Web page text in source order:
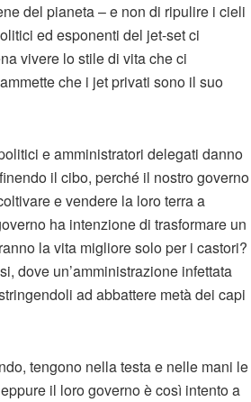
del pianeta – e non di ripulire i cieli
ed esponenti del jet-set ci
vivere lo stile di vita che ci
che i jet privati ​​sono il suo
e amministratori delegati danno
il cibo, perché il nostro governo
e vendere la loro terra a
ha intenzione di trasformare un
la vita migliore solo per i castori?
dove un’amministrazione infettata
ad abbattere metà dei capi
tengono nella testa e nelle mani le
il loro governo è così intento a